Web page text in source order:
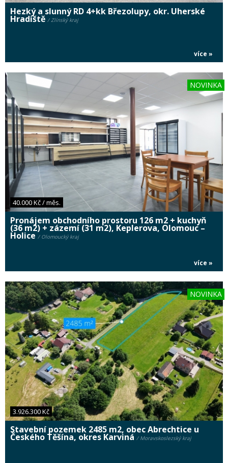
Hezký a slunný RD 4+kk Březolupy, okr. Uherské
Hradiště / Zlínský kraj
více »
40.000 Kč / měs.
NOVINKA
Pronájem obchodního prostoru 126 m2 + kuchyň
(36 m2) + zázemí (31 m2), Keplerova, Olomouc –
Holice / Olomoucký kraj
více »
3.926.300 Kč
NOVINKA
Stavební pozemek 2485 m2, obec Abrechtice u
Českého Těšína, okres Karviná / Moravskoslezský kraj